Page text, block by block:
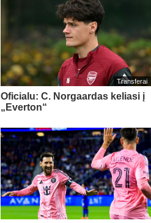
Transferai
Oficialu: C. Norgaardas keliasi į
„Everton“